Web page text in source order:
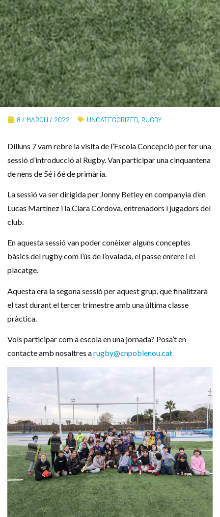
8 / MARCH / 2022 UNCATEGORIZED, RUGBY
Dilluns 7 vam rebre la visita de l’Escola Concepció per fer una
sessió d’introducció al Rugby. Van participar una cinquantena
de nens de 5é i 6é de primària.
La sessió va ser dirigida per Jonny Betley en companyia d’en
Lucas Martínez i la Clara Córdova, entrenadors i jugadors del
club.
En aquesta sessió van poder conèixer alguns conceptes
bàsics del rugby com l’ús de l’ovalada, el passe enrere i el
placatge.
Aquesta era la segona sessió per aquest grup, que finalitzarà
el tast durant el tercer trimestre amb una última classe
pràctica.
Vols participar com a escola en una jornada? Posa’t en
contacte amb nosaltres arugby@cnpoblenou.cat